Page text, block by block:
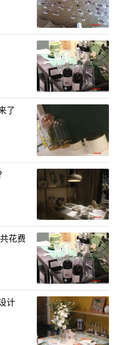
了
花费
计